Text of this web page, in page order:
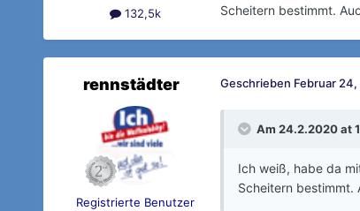
132,5k
Scheitern bestimmt.
rennstädter
Registrierte Benutzer
Geschrieben Februar 24,
Am 24.2.2020 at
Ich weiß, habe da
Scheitern bestimmt.